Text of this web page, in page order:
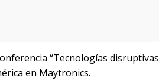
“Tecnologías disruptivas
en Maytronics.